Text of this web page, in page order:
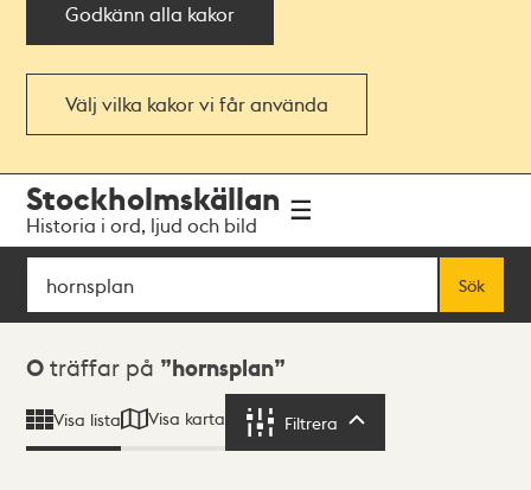
Godkänn alla kakor
Välj vilka kakor vi får använda
navigationen
huvudinnehållet
Stockholmskällan
Historia i ord, ljud och bild
Sök
Sök
Sökresultat
0 träffar på hornsplan
Visa lista Visa karta Filtrera